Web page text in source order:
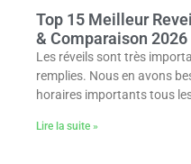
Top 15 Meilleur
& Comparaison 2026
Les réveils sont très
remplies. Nous en avons
horaires importants tous
Lire la suite »